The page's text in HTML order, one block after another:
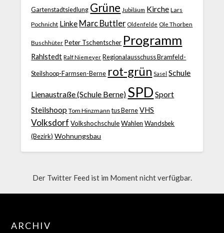
Gartenstadtsiedlung Grüne Jubiläum Kirche Lars
Pochnicht Linke Marc Buttler Oldenfelde Ole Thorben
Buschhüter Peter Tschentscher Programm
Rahlstedt Ralf Niemeyer Regionalausschuss Bramfeld-
Steilshoop-Farmsen-Berne rot-grün Sasel Schule
Lienaustraße (Schule Berne) SPD Sport
Steilshoop Tom Hinzmann tus Berne VHS
Volksdorf Volkshochschule Wahlen Wandsbek
(Bezirk) Wohnungsbau
Der Twitter Feed ist im Moment nicht verfügbar.
ARCHIV